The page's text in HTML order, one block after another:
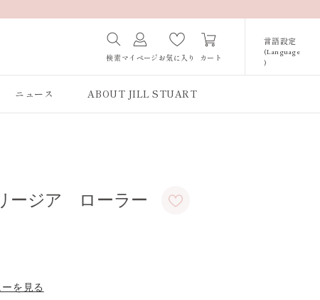
検索 マイページ お気に入り カート
言語設定
(Language
)
Japanese /
ニュース ABOUT JILL STUART
ージア ローラー
を見る